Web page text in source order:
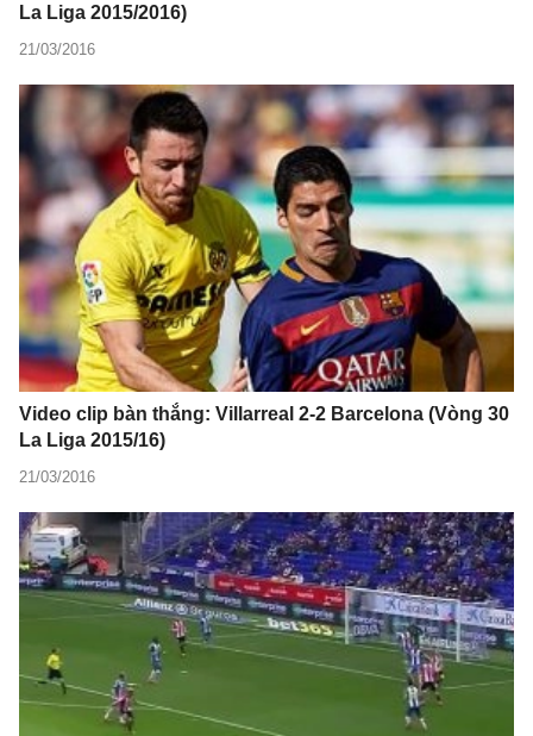
La Liga 2015/2016)
21/03/2016
Video clip bàn thắng: Villarreal 2-2 Barcelona (Vòng 30
La Liga 2015/16)
21/03/2016